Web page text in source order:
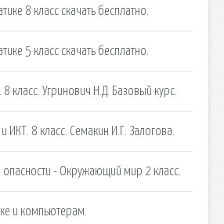
8 класс скачать бесплатно.
5 класс скачать бесплатно.
класс. Угринович Н.Д. Базовый курс.
ИКТ. 8 класс. Семакин И.Г. Залогова.
- Окружающий мир 2 класс.
и компьютерам.